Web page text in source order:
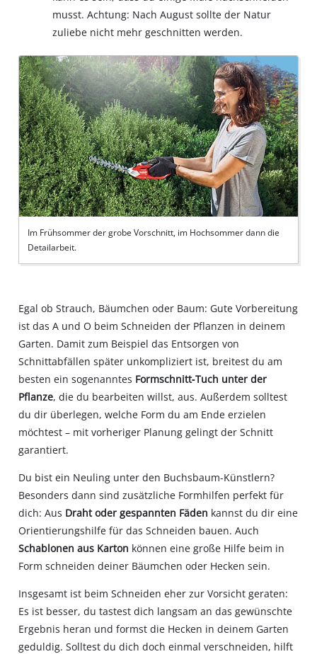
musst. Achtung: Nach August sollte der Natur
zuliebe nicht mehr geschnitten werden.
Im Frühsommer der grobe Vorschnitt, im Hochsommer dann die
Detailarbeit.
Egal ob Strauch, Bäumchen oder Baum: Gute Vorbereitung
ist das A und O beim Schneiden der Pflanzen in deinem
Garten. Damit zum Beispiel das Entsorgen von
Schnittabfällen später unkompliziert ist, breitest du am
besten ein sogenanntes Formschnitt‐Tuch unter der
Pflanze, die du bearbeiten willst, aus. Außerdem solltest
du dir überlegen, welche Form du am Ende erzielen
möchtest – mit vorheriger Planung gelingt der Schnitt
garantiert.
Du bist ein Neuling unter den Buchsbaum‐Künstlern?
Besonders dann sind zusätzliche Formhilfen perfekt für
dich: Aus Draht oder gespannten Fäden kannst du dir eine
Orientierungshilfe für das Schneiden bauen. Auch
Schablonen aus Karton können eine große Hilfe beim in
Form schneiden deiner Bäumchen oder Hecken sein.
Insgesamt ist beim Schneiden eher zur Vorsicht geraten:
Es ist besser, du tastest dich langsam an das gewünschte
Ergebnis heran und formst die Hecken in deinem Garten
geduldig. Solltest du dich doch einmal verschneiden, hilft